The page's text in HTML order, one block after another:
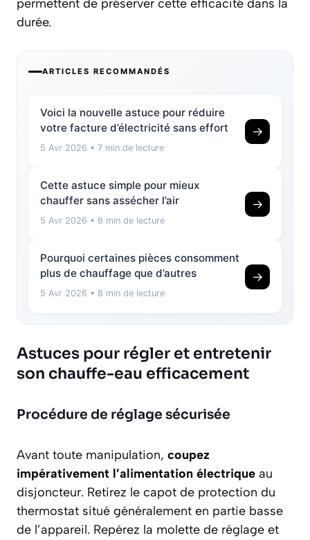
permettent de préserver cette efficacité dans la
durée.
ARTICLES RECOMMANDÉS
Voici la nouvelle astuce pour réduire
votre facture d’électricité sans effort
5 Avr 2026 • 7 min de lecture
→
Cette astuce simple pour mieux
chauffer sans assécher l’air
5 Avr 2026 • 8 min de lecture
→
Pourquoi certaines pièces consomment
plus de chauffage que d’autres
5 Avr 2026 • 8 min de lecture
→
Astuces pour régler et entretenir
son chauffe-eau efficacement
Procédure de réglage sécurisée
Avant toute manipulation, coupez
impérativement l’alimentation électrique au
disjoncteur. Retirez le capot de protection du
thermostat situé généralement en partie basse
de l’appareil. Repérez la molette de réglage et